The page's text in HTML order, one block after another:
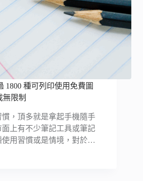
1800 種可列印使用免費圖
無限制
，頂多就是拿起手機隨手
上有不少筆記工具或筆記
使用習慣或是情境，對於…